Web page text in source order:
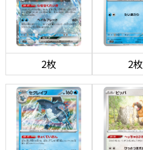
2枚 2枚